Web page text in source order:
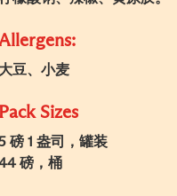
大豆、小麦
Pack Sizes
磅 1 盎司，罐装
磅，桶